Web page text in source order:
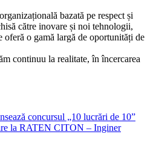
bazată pe respect și
către inovare și noi tehnologii,
oferă o gamă largă de oportunități de
continuu la realitate, în încercarea
concursul „10 lucrări de 10”
la RATEN CITON – Inginer